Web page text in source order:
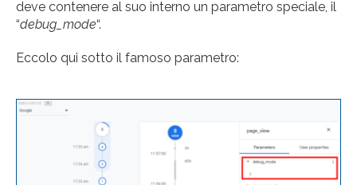
deve contenere al suo interno un parametro speciale, il
“debug_mode“.
Eccolo qui sotto il famoso parametro: